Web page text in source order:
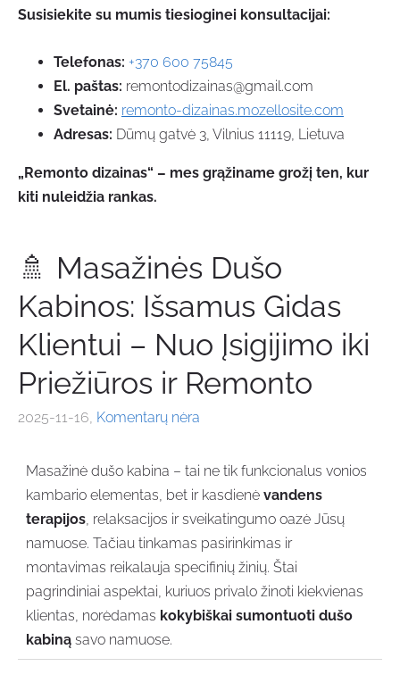
Susisiekite su mumis tiesioginei konsultacijai:
Telefonas: +370 600 75845
El. paštas: remontodizainas@gmail.com
Svetainė: remonto-dizainas.mozellosite.com
Adresas: Dūmų gatvė 3, Vilnius 11119, Lietuva
„Remonto dizainas“ – mes grąžiname grožį ten, kur
kiti nuleidžia rankas.
🚿 Masažinės Dušo
Kabinos: Išsamus Gidas
Klientui – Nuo Įsigijimo iki
Priežiūros ir Remonto
2025-11-16, Komentarų nėra
Masažinė dušo kabina – tai ne tik funkcionalus vonios
kambario elementas, bet ir kasdienė vandens
terapijos, relaksacijos ir sveikatingumo oazė Jūsų
namuose. Tačiau tinkamas pasirinkimas ir
montavimas reikalauja specifinių žinių. Štai
pagrindiniai aspektai, kuriuos privalo žinoti kiekvienas
klientas, norėdamas kokybiškai sumontuoti dušo
kabinąsavo namuose.